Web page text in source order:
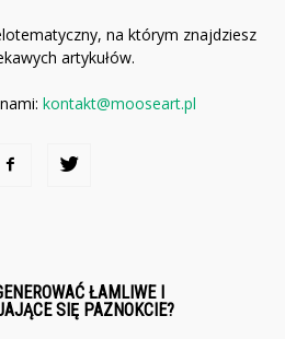
na którym znajdziesz
artykułów.
kontakt@mooseart.pl
ŁAMLIWE I
SIĘ PAZNOKCIE?